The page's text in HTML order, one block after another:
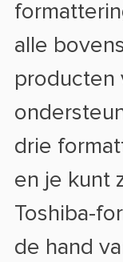
alle
producten
drie
en je kunt
Toshiba-
de hand